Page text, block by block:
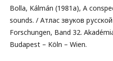
Bolla, Kálmán (1981a), A
sounds. / Атлас звуков
Forschungen, Band 32.
Budapest – Köln – Wien.